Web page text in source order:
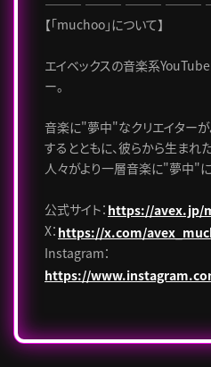
【「muchoo」について】
エイベックスの音楽系
ー。
音楽に"夢中"なクリエイター
するとともに、彼らから生まれ
人々がより一層音楽に"夢中"
公式サイト： https://avex.jp/
X： https://x.com/
Instagram：
https://